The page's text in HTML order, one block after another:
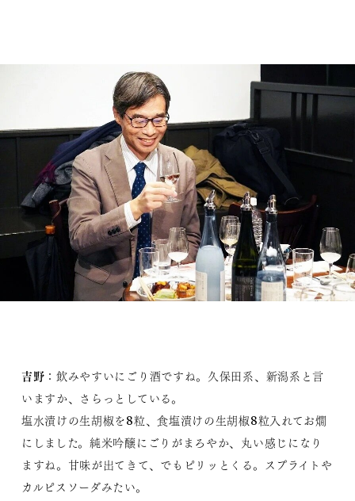
吉野 ：飲みやすいにごり酒ですね。久保田系、新潟系と言
いますか、さらっとしている。
塩水漬けの生胡椒を8粒、食塩漬けの生胡椒8粒入れてお燗
にしました。純米吟醸にごりがまろやか、丸い感じになり
ますね。甘味が出てきて、でもピリッとくる。スプライトや
カルピスソーダみたい。